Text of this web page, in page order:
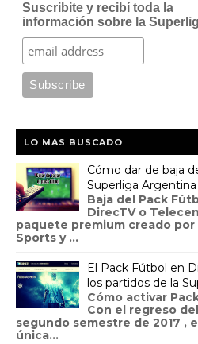
Suscribite y recibí toda la
información sobre la
LO MAS BUSCADO
Cómo dar de baja
Superliga Argentina
Baja del Pack
DirecTV o
paquete premium creado por
Sports y ...
El Pack Fútbol en
los partidos de la
Cómo activar
Con el regreso
segundo semestre de 2017 ,
única...